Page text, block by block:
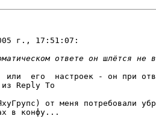
г., 17:51:07:
или  его  настроек - он при
Reply To
от меня потребовали
в конфу...